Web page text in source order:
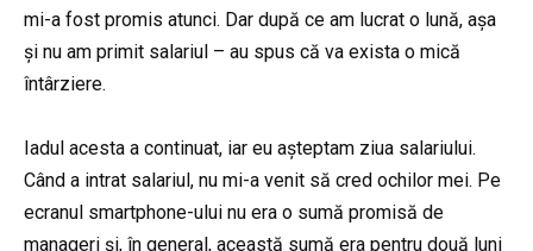
mi-a fost promis atunci. Dar după ce am lucrat o lună, așa
și nu am primit salariul – au spus că va exista o mică
întârziere.
Iadul acesta a continuat, iar eu așteptam ziua salariului.
Când a intrat salariul, nu mi-a venit să cred ochilor mei. Pe
ecranul smartphone-ului nu era o sumă promisă de
manageri și, în general, această sumă era pentru două luni